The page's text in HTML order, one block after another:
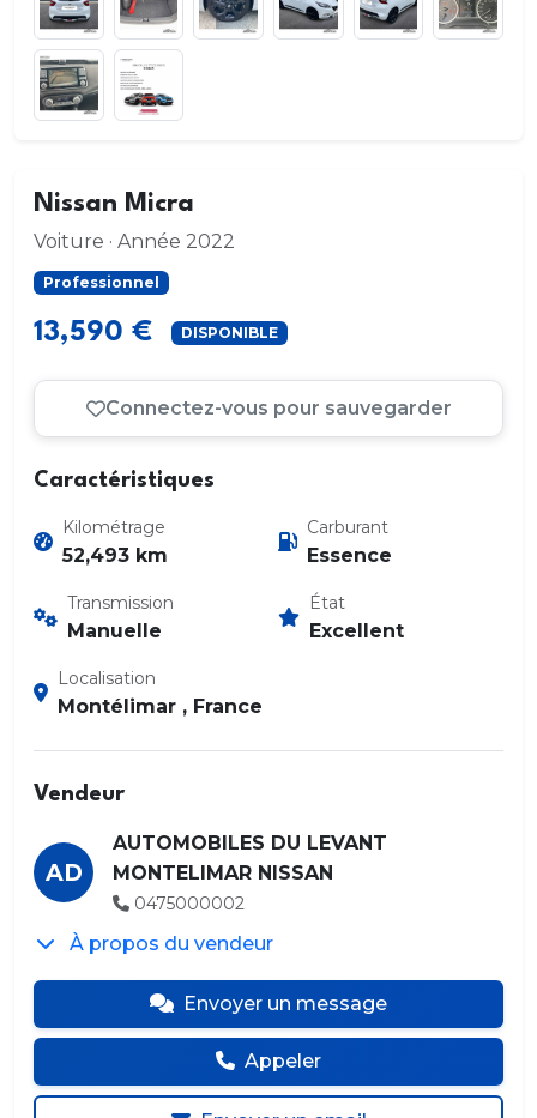
Nissan Micra
Voiture · Année 2022
Professionnel
13,590 € DISPONIBLE
Connectez-vous pour sauvegarder
Caractéristiques
Kilométrage
52,493 km
Carburant
Essence
Transmission
Manuelle
État
Excellent
Localisation
Montélimar , France
Vendeur
AD
AUTOMOBILES DU LEVANT
MONTELIMAR NISSAN
0475000002
À propos du vendeur
Envoyer un message
Appeler